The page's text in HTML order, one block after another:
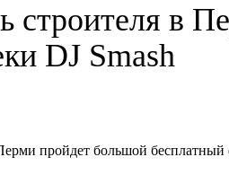
строителя в
DJ Smash
пройдет большой